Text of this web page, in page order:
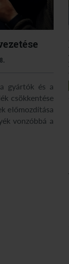
gyártók és a
csökkentése
előmozdítása
vonzóbbá a